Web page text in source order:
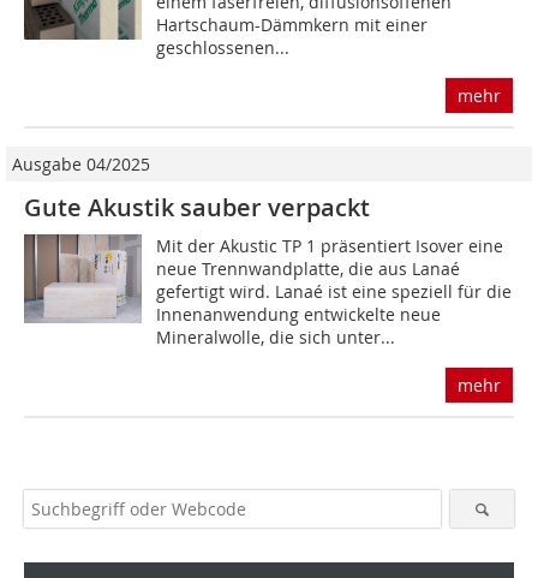
Hartschaum-Dämmkern mit einer
geschlossenen...
mehr
Ausgabe 04/2025
Gute Akustik sauber verpackt
Mit der Akustic TP 1 präsentiert Isover eine
neue Trennwandplatte, die aus Lanaé
gefertigt wird. Lanaé ist eine speziell für die
Innenanwendung entwickelte neue
Mineralwolle, die sich unter...
mehr